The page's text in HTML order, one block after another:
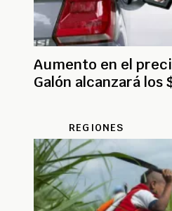
Aumento en el
Galón alcanzará los
REGIONES